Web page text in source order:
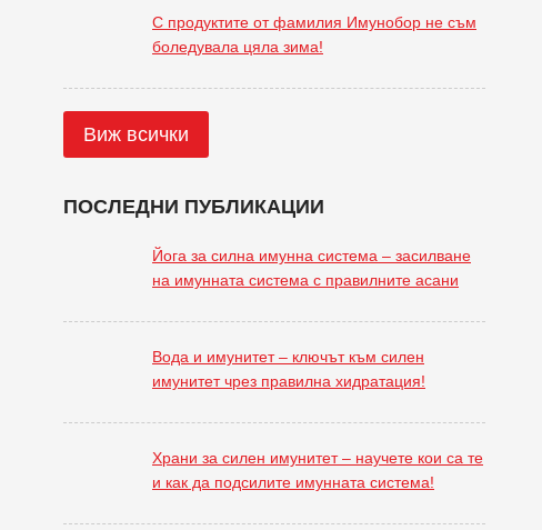
С продуктите от фамилия Имунобор не съм
боледувала цяла зима!
Виж всички
ПОСЛЕДНИ ПУБЛИКАЦИИ
Йога за силна имунна система – засилване
на имунната система с правилните асани
Вода и имунитет – ключът към силен
имунитет чрез правилна хидратация!
Храни за силен имунитет – научете кои са те
и как да подсилите имунната система!